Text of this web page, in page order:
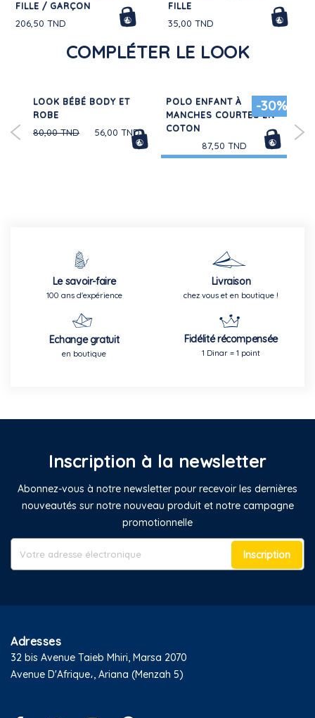
FILLE / GARÇON
206,50 TND
FILLE
35,00 TND
COMPLÉTER LE LOOK
LOOK BÉBÉ BODY ET
ROBE
56,00 TND
80,00 TND
-30%
POLO ENFANT À
MANCHES COURTES EN
COTON
87,50 TND
Le savoir-faire
100 ans d'expérience
Livraison
chez vous et en boutique !
Echange gratuit
en boutique
Fidélité récompensée
1 Dinar = 1 point
Inscription à la newsletter
Abonnez-vous à notre newsletter pour recevoir les dernières
nouveautés sur notre nouveau produit et notre campagne
promotionnelle
Inscription
Adresses
32 bis Avenue Taieb Mhiri, Marsa 2070
Avenue D'Afrique،, Ariana (Menzah 5)